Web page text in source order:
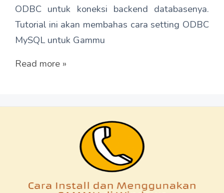
ODBC untuk koneksi backend databasenya.
Tutorial ini akan membahas cara setting ODBC
MySQL untuk Gammu
Read more »